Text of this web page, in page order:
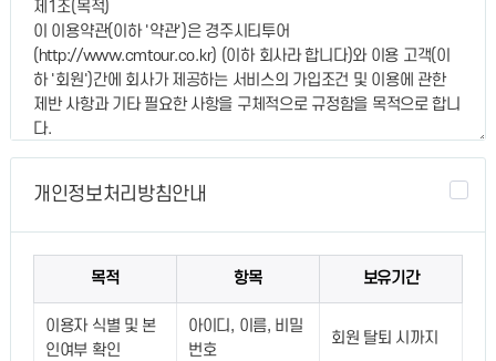
개인정보처리방침안내
목적 항목 보유기간
이용자 식별 및 본
인여부 확인
아이디, 이름, 비밀
번호
회원 탈퇴 시까지